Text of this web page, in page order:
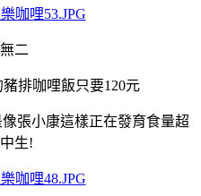
二
排咖哩飯只要120元
張小康這樣正在發育食量超
生!